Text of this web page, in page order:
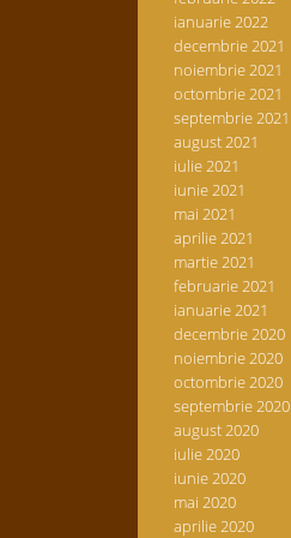
ianuarie 2022
decembrie 2021
noiembrie 2021
octombrie 2021
septembrie 2021
august 2021
iulie 2021
iunie 2021
mai 2021
aprilie 2021
martie 2021
februarie 2021
ianuarie 2021
decembrie 2020
noiembrie 2020
octombrie 2020
septembrie 2020
august 2020
iulie 2020
iunie 2020
mai 2020
aprilie 2020